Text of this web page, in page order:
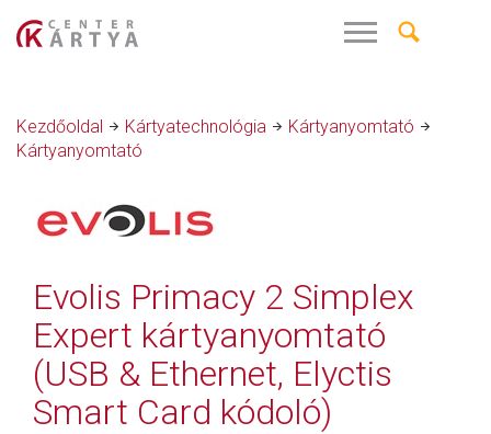
Kezdőoldal Kártyatechnológia
Kártyanyomtató
Kártyanyomtató
Evolis Primacy 2 Simplex
Expert kártyanyomtató
(USB & Ethernet, Elyctis
Smart Card kódoló)